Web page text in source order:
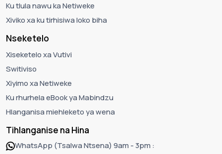
Ku tlula nawu ka Netiweke
Xiviko xa ku tirhisiwa loko biha
Nseketelo
Xiseketelo xa Vutivi
Switiviso
Xiyimo xa Netiweke
Ku rhurhela eBook ya Mabindzu
Hlanganisa miehleketo ya wena
Tihlanganise na Hina
WhatsApp (Tsalwa Ntsena) 9am - 3pm :